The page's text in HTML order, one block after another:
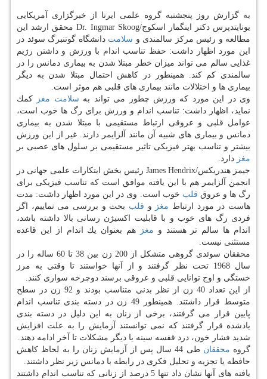
به گزارش روز پنجشنبه گروه علمی ایرنا از خبرگزاری آمریكایی
یونایتدپرس دكتر اینگمار اسكوج/Dr. Ingmar Skoog محقق ارشد این
مطالعه و رئیس مركز سالمندی و سلامت دانشگاه گوتنبرگ سوئد در
این مورد اظهار داشت: حفظ تناسب اندام با ورزش و داشتن رژیم
غذایی سالم می تواند میزان خطر مبتلا شدن به بیماری دمانس را در
سالمندی كم كند. همینطور در كاهش احتمال مبتلا شدن به دیگر
بیماری ها و اختلالات مانند بیماری های قلبی هم موثر است.
وی در این مورد كه ورزش چطور می تواند به سلامت مغز
كمك
نماید، اظهار داشت: تناسب اندام و ورزش برای رگ ها خوب است،
عوامل قلبی و عروقی ارتباط مستقیمی با مبتلا شدن به بیماری
دمانس و بیماری های شبیه آن مانند آلزایمر دارند. غیر از این ورزش
بیشتر و تناسب بهتر فیزیكی تاثیر مستقیمی بر سلول های عصبی بر
مغز دارد.
جیمز هندریكس/James Hendrix رئیس بخش ابتكارات علمی جهانی در
انجمن آلزایمر هم با این یافته موافق است كه تناسب فیزیكی برای
رگ ها و عروق قلب خوب است. وی در این مورد اظهار داشت: مدت
هاست در مورد ارتباط مغز و قلب بحث و بررسی می نماییم، اگر
فردی رگ های خوب و با قابلیت اكسیژن رسانی بالا داشته باشد،
اندام ها سالم تر هستند و مغز
هم بعنوان یك اندام از این قاعده
مستثنی نیست.
محققان سوئدی گروهی متشكل از 200 زن بین 38 تا 60 ساله را در
سال 1968 تحت نظر گرفتند و از آنها خواستند تا وقتی به مرز
خستگی و اوج توانایی قلبی و عروقی برسند دوچرخه سواری كنند.
از این تعداد 40 زن از نظر بدنی متناسب بودند و 92 زن در سطح
متوسط قرار داشتند. همینطور 49 زن در دسته بندی تناسب اندام
پایین قرار می گرفتند، برخی از زنان به این دلیل در دسته بندی
یادشده قرار گرفتند كه نمی توانستند آزمایش را به علت افزایش
شدید فشار خون، درد قفسه سینه یا دیگر مشكلات تا آخر ادامه دهند.
گروه محققان
طی 44 سال پس از آزمایش زنان را به لحاظ كاهش
حافظه یا تجزیه و تحلیل فكری در رابطه با دمانس زیر نظر داشتند.
یافته های آنها نشان داد تنها 5 درصد از زنانی كه تناسب اندام داشتند